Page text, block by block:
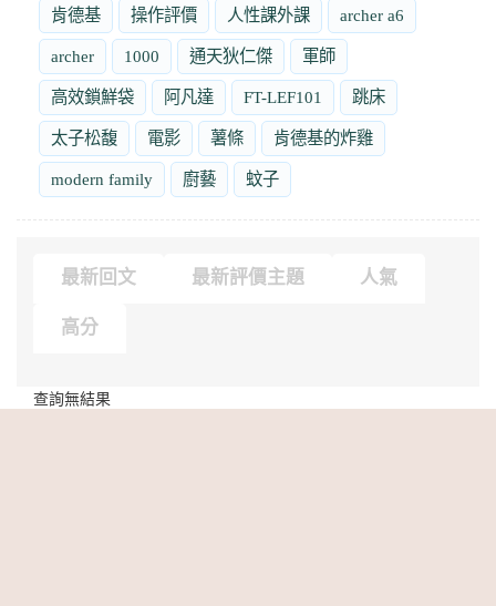
肯德基 操作評價 人性課外課 archer a6
archer 1000 通天狄仁傑 軍師
高效鎖鮮袋 阿凡達 FT-LEF101 跳床
太子松馥 電影 薯條 肯德基的炸雞
modern family 廚藝 蚊子
最新回文 最新評價主題 人氣
高分
查詢無結果